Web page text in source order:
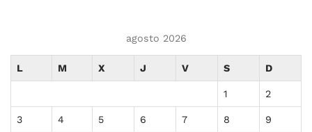
agosto 2026
L M X J V S D
1 2
3 4 5 6 7 8 9